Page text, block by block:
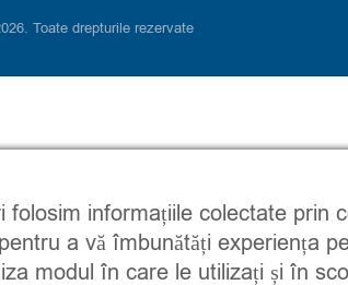
Toate drepturile rezervate
folosim informațiile colectate prin
a vă îmbunătăți experiența
modul în care le utilizați și în